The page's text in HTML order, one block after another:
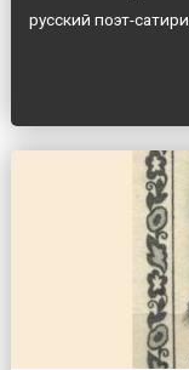
русский поэт-